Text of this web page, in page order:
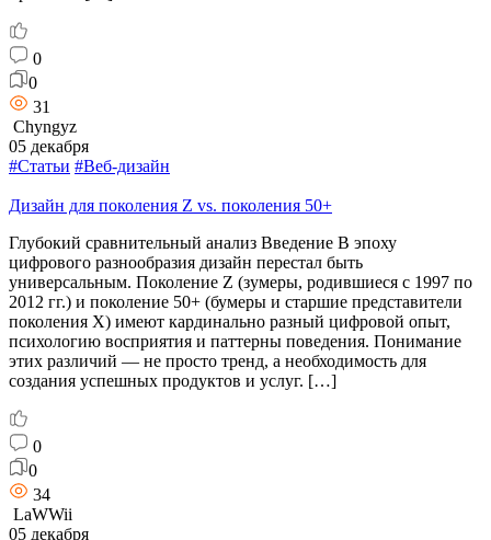
0
0
31
Chyngyz
05 декабря
#Статьи #Веб-дизайн
Дизайн для поколения Z vs. поколения 50+
Глубокий сравнительный анализ Введение В эпоху
цифрового разнообразия дизайн перестал быть
универсальным. Поколение Z (зумеры, родившиеся с 1997 по
2012 гг.) и поколение 50+ (бумеры и старшие представители
поколения X) имеют кардинально разный цифровой опыт,
психологию восприятия и паттерны поведения. Понимание
этих различий — не просто тренд, а необходимость для
создания успешных продуктов и услуг. […]
0
0
34
LaWWii
05 декабря